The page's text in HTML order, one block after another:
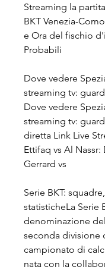
Streaming la
BKT Venezia-
e Ora del fischio
Probabili
Dove vedere
streaming tv:
Dove vedere
streaming tv:
diretta Link Live
Ettifaq vs Al Nassr:
Gerrard vs
Serie BKT:
statisticheLa Serie
denominazione
seconda divisione
campionato di
nata con la